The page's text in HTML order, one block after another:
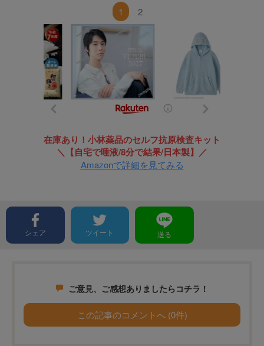
1 2
在庫あり！小林薬品のセルフ抗原検査キット
＼【自宅で唾液/8分で結果/日本製】／
Amazonで詳細を見てみる
シェア ツイート 送る
ご意見、ご感想ありましたらコチラ！
この記事のコメントへ (0件)